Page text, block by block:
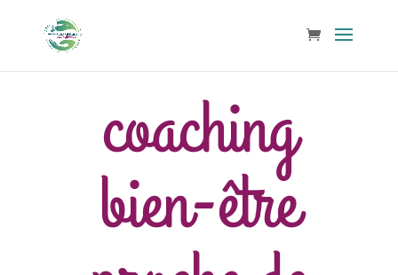
coaching
bien-être